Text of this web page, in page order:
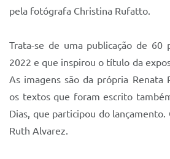
pela fotógrafa Christina Rufatto.
Trata-se de uma publicação de 60
2022 e que inspirou o título da
As imagens são da própria Renata
os textos que foram escrito
Dias, que participou do
Ruth Alvarez.